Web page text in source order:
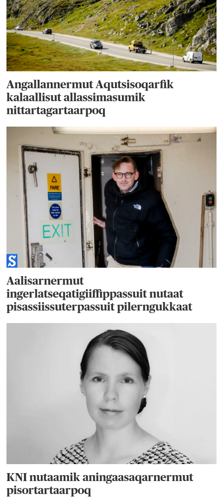
Angallannermut Aqutsisoqarfik
kalaallisut allassimasumik
nittartagartaarpoq
Aalisarnermut
ingerlatseqatigiiffippassuit nutaat
pisassiissuterpassuit pilerngukkaat
KNI nutaamik aningaasaqarnermut
pisortartaarpoq